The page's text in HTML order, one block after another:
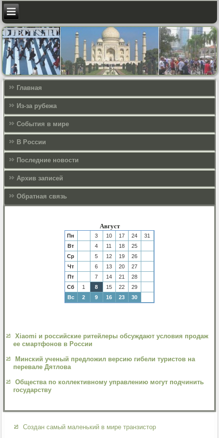
Главная
Из-за рубежа
События в мире
В России
Последние новости
Архив записей
Обратная связь
Август
Пн 3 10 17 24
31
Вт
4 11 18
25
Ср
5 12 19
26
Чт
6 13 20
27
Пт
7 14 21
28
Сб
1 8 15 22
29
Вс
2 9 16 23 30
Xiaomi и российские ритейлеры обсуждают условия продаж
ее смартфонов в России
Минский ученый предложил версию гибели туристов на
перевале Дятлова
Общества по коллективному управлению могут подчинить
государству
Создан самый маленький в мире транзистор